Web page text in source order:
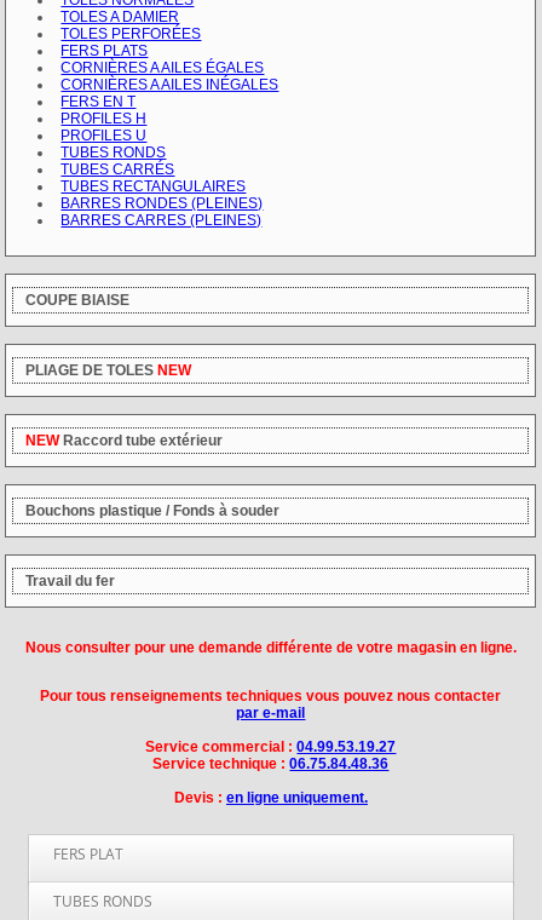
TOLES A DAMIER
TOLES PERFORÉES
FERS PLATS
CORNIÈRES A AILES ÉGALES
CORNIÈRES A AILES INÉGALES
FERS EN T
PROFILES H
PROFILES U
TUBES RONDS
TUBES CARRÉS
TUBES RECTANGULAIRES
BARRES RONDES (PLEINES)
BARRES CARRES (PLEINES)
COUPE BIAISE
PLIAGE DE TOLES NEW
NEWRaccord tube extérieur
Bouchons plastique / Fonds à souder
Travail du fer
Nous consulter pour une demande différente de votre magasin en ligne.
Pour tous renseignements techniques vous pouvez nous contacter
par e-mail
Service commercial :04.99.53.19.27
Service technique :06.75.84.48.36
Devis : en ligne uniquement.
FERS PLAT
Fer Plat Largeur 14 mm
TUBES RONDS